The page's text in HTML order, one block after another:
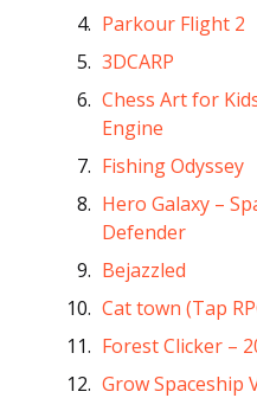
Parkour Flight 2
3DCARP
Chess Art for
Engine
Fishing Odyssey
Hero Galaxy –
Defender
Bejazzled
Cat town (Tap
Forest Clicker –
Grow Spaceship